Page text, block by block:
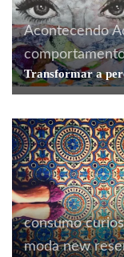
Acontecendo
Transformar a
consumo
moda new